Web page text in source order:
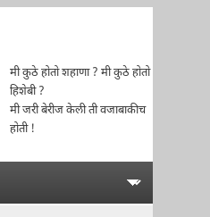
मी कुठे होतो शहाणा ? मी कुठे होतो
हिशेबी ?
मी जरी बेरीज केली ती वजाबाकीच
होती !